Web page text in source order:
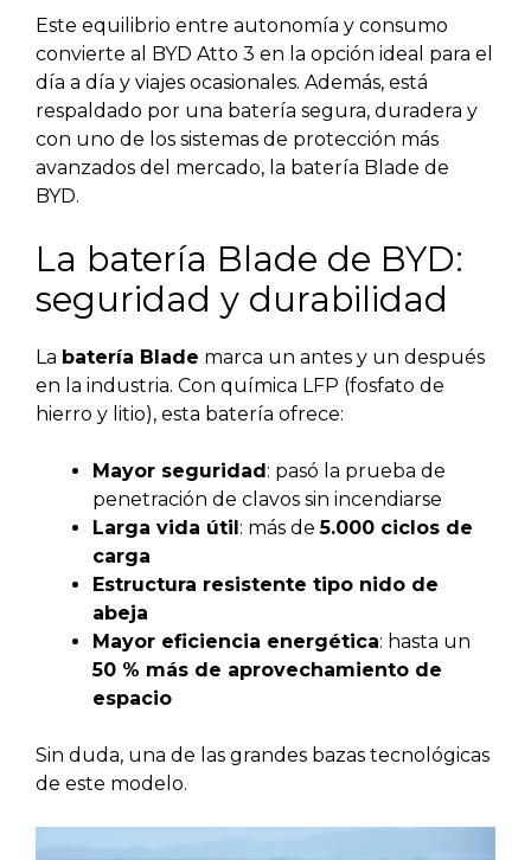
Este equilibrio entre autonomía y consumo
convierte al BYD Atto 3 en la opción ideal para el
día a día y viajes ocasionales. Además, está
respaldado por una batería segura, duradera y
con uno de los sistemas de protección más
avanzados del mercado, la batería Blade de
BYD.
La batería Blade de BYD:
seguridad y durabilidad
La batería Blade marca un antes y un después
en la industria. Con química LFP (fosfato de
hierro y litio), esta batería ofrece:
Mayor seguridad : pasó la prueba de
penetración de clavos sin incendiarse
Larga vida útil : más de5.000 ciclos de
carga
Estructura resistente tipo nido de
abeja
Mayor eficiencia energética: hasta un
50 % más de aprovechamiento de
espacio
Sin duda, una de las grandes bazas tecnológicas
de este modelo.